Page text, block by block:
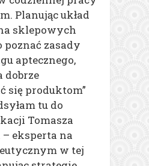
Planując układ
sklepowych
poznać zasady
aptecznego,
dobrze
się produktom”
tu do
Tomasza
eksperta na
w tej